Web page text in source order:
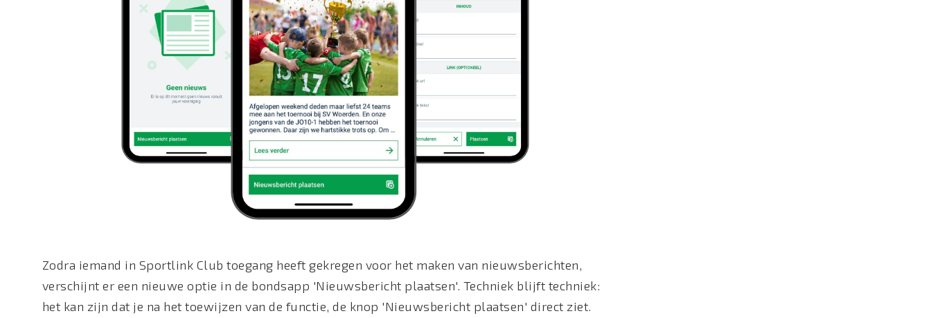
Zodra iemand in Sportlink Club toegang heeft gekregen voor het maken van nieuwsberichten,
verschijnt er een nieuwe optie in de bondsapp 'Nieuwsbericht plaatsen'. Techniek blijft techniek:
het kan zijn dat je na het toewijzen van de functie, de knop 'Nieuwsbericht plaatsen' direct ziet.